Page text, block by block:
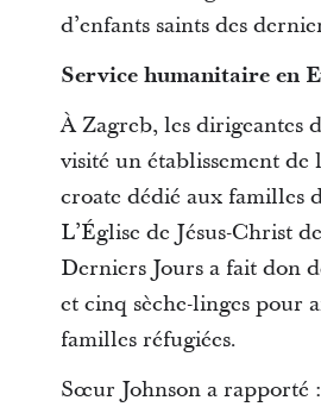
d’enfants saints des
Service humanitaire en
À Zagreb, les dirigeantes
visité un établissement de
croate dédié aux familles
L’Église de Jésus-Christ
Derniers Jours a fait don
et cinq sèche-linges pour
familles réfugiées.
Sœur Johnson a rapporté :